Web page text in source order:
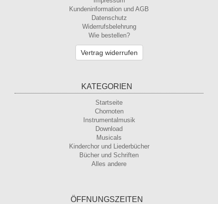
Kundeninformation und AGB
Datenschutz
Widerrufsbelehrung
Wie bestellen?
Vertrag widerrufen
KATEGORIEN
Startseite
Chornoten
Instrumentalmusik
Download
Musicals
Kinderchor und Liederbücher
Bücher und Schriften
Alles andere
ÖFFNUNGSZEITEN